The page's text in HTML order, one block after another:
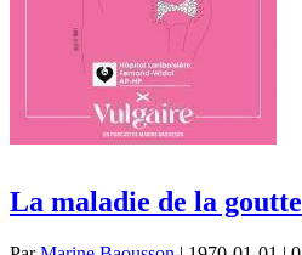
La maladie de la goutte